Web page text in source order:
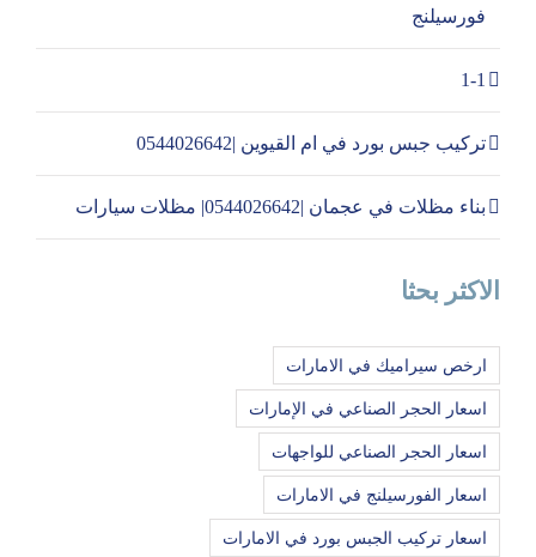
فورسيلنج
1-1
تركيب جبس بورد في ام القيوين |0544026642
بناء مظلات في عجمان |0544026642| مظلات سيارات
الاكثر بحثا
ارخص سيراميك في الامارات
اسعار الحجر الصناعي في الإمارات
اسعار الحجر الصناعي للواجهات
اسعار الفورسيلنج في الامارات
اسعار تركيب الجبس بورد في الامارات